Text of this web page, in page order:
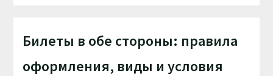
Билеты в обе стороны: правила
оформления, виды и условия